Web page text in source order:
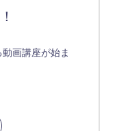
画講座が始ま